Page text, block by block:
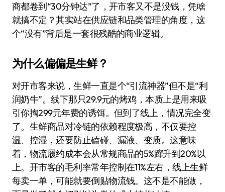
商都卷到“30分钟达”了，开市客又不是没钱，凭啥
就搞不定？其实站在供应链和品类管理的角度，这
个“没有”背后是一套很残酷的商业逻辑。
为什么偏偏是生鲜？
对开市客来说，生鲜一直是个“引流神器”但不是“利
润奶牛”。线下那只29.9元的烤鸡，本质上是用来吸
引你掏299元年费的诱饵。但到了线上，情况完全变
了。生鲜商品对冷链的依赖程度极高，不仅要控
温、控湿，还要防止磕碰、漏液、变质。这意味
着，物流履约成本会从常规商品的5%蹿升到20%以
上。开市客的毛利率常年控制在11%左右，线上生鲜
每卖一单，可能就要倒贴物流钱。这不是不能做，